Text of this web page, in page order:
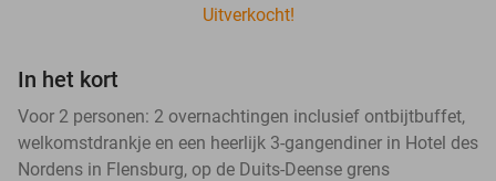
Uitverkocht!
In het kort
Voor 2 personen: 2 overnachtingen inclusief ontbijtbuffet,
welkomstdrankje en een heerlijk 3-gangendiner in Hotel des
Nordens in Flensburg, op de Duits-Deense grens